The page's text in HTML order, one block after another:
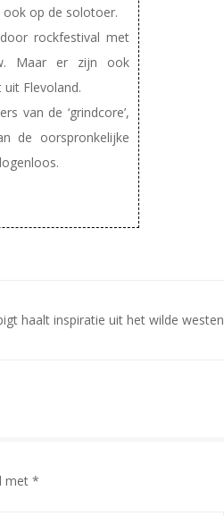
ook op de solotoer.
rockfestival met
Maar er zijn ook
Flevoland.
van de ‘grindcore’,
de oorspronkelijke
haalt inspiratie uit het wilde westen
met *